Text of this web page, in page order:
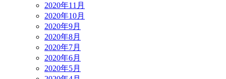
2020年11月
2020年10月
2020年9月
2020年8月
2020年7月
2020年6月
2020年5月